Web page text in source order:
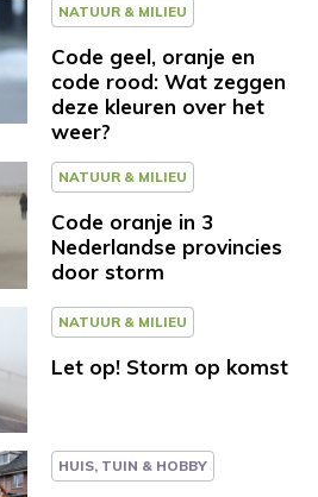
NATUUR & MILIEU
Code geel, oranje en
code rood: Wat zeggen
deze kleuren over het
weer?
NATUUR & MILIEU
Code oranje in 3
Nederlandse provincies
door storm
NATUUR & MILIEU
Let op! Storm op komst
HUIS, TUIN & HOBBY